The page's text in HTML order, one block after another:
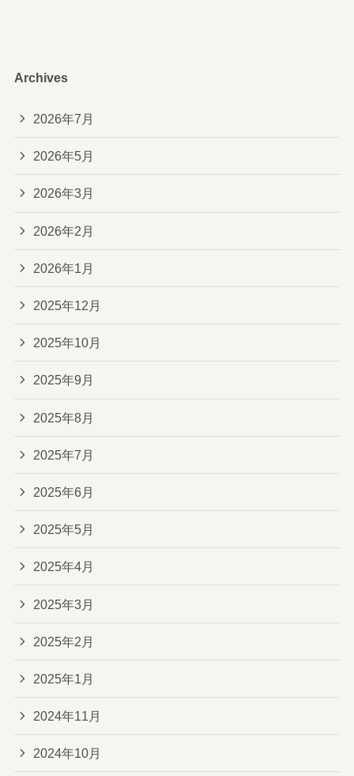
Archives
2026年7月
2026年5月
2026年3月
2026年2月
2026年1月
2025年12月
2025年10月
2025年9月
2025年8月
2025年7月
2025年6月
2025年5月
2025年4月
2025年3月
2025年2月
2025年1月
2024年11月
2024年10月